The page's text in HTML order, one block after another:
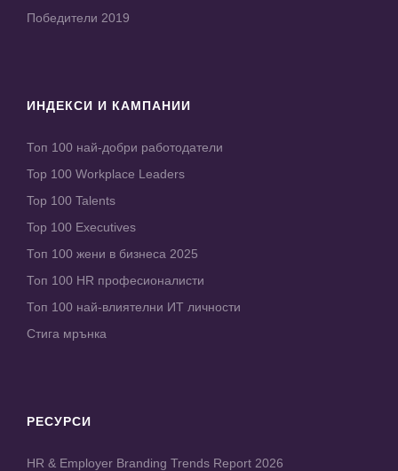
Победители 2019
ИНДЕКСИ И КАМПАНИИ
Топ 100 най-добри работодатели
Top 100 Workplace Leaders
Top 100 Talents
Top 100 Executives
Топ 100 жени в бизнеса 2025
Топ 100 HR професионалисти
Топ 100 най-влиятелни ИТ личности
Стига мрънка
РЕСУРСИ
HR & Employer Branding Trends Report 2026